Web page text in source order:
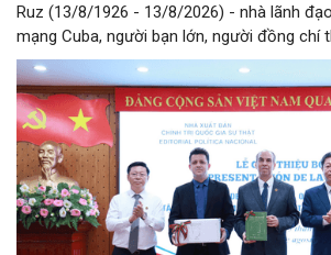
Ruz (13/8/1926 - 13/8/2026) - nhà lãnh
mạng Cuba, người bạn lớn, người đồng chí
Đảng, Nhà nước và nhân dân Việt Nam,
Nhà xuất bản Chính trị quốc gia Sự thật
giáo Trung ương tổ chức Lễ giới thiệu bộ
tác phẩm chọn lọc của Tổng Tư lệnh Fidel
tập bằng tiếng Tây Ban Nha.